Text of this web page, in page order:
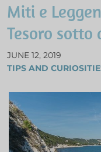
Miti e
Tesoro sotto
JUNE 12, 2019
TIPS AND